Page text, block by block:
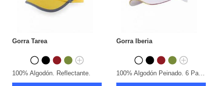
Gorra Tarea
100% Algodón. Reflectante.
Gorra Iberia
100% Algodón Peinado. 6 Paneles.